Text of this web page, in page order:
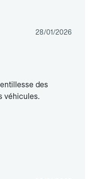
28/01/2026
des
véhicules.